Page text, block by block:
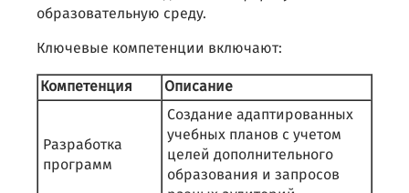
образовательную среду.
Ключевые компетенции включают:
Компетенция
Описание
Разработка
программ
Создание адаптированных
учебных планов с учетом
целей дополнительного
образования и запросов